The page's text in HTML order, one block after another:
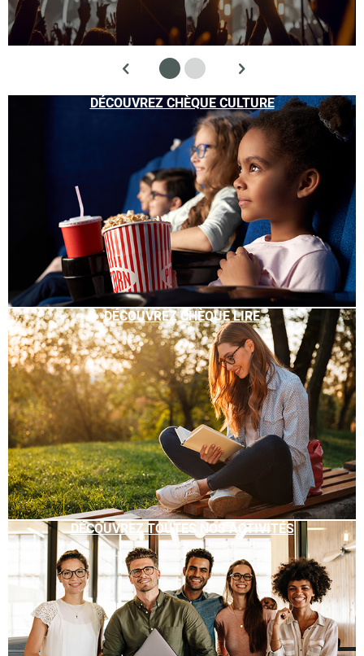
DÉCOUVREZ CHÈQUE CULTURE
DÉCOUVREZ CHÈQUE LIRE
DÉCOUVREZ TOUTES NOS ACTIVITÉS